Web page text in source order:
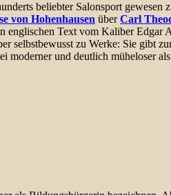
beliebter Salonsport gewesen
von Hohenhausen überCarl
englischen Text vom Kaliber Edgar
selbstbewusst zu Werke: Sie gibt
und deutlich müheloser